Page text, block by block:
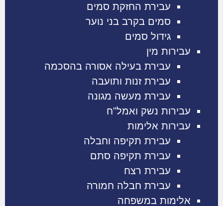
עבירת החזקת סמים
סמים בקרב בני נוער
גידול סמים
עבירות מין
עבירת בעילה אסורה בהסכמה
עבירת זנות ותועבה
עבירת מעשה מגונה
עבירות נשק ואמל"ח
עבירות אלימות
עבירת תקיפה וחבלה
עבירת תקיפה סתם
עבירת רצח
עבירת חבלה חמורה
אלימות במשפחה